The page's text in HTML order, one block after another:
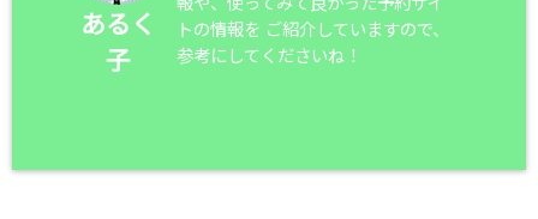
あるく
子
報や、使ってみて良かった予約サイ
トの情報を ご紹介していますので、
参考にしてくださいね！